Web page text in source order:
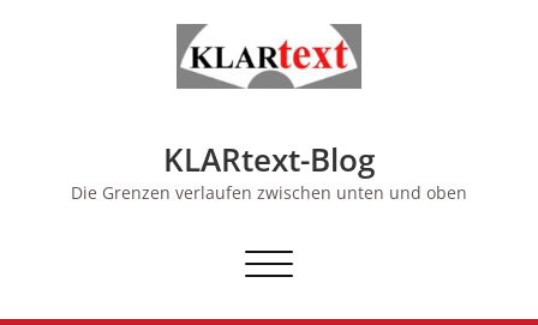
KLARtext-Blog
Die Grenzen verlaufen zwischen unten und oben
Schalte Navigation